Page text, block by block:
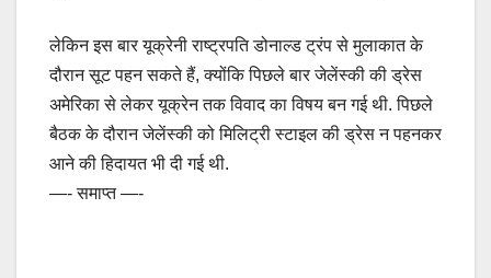
लेकिन इस बार यूक्रेनी राष्ट्रपति डोनाल्ड ट्रंप से मुलाकात के
दौरान सूट पहन सकते हैं, क्योंकि पिछले बार जेलेंस्की की ड्रेस
अमेरिका से लेकर यूक्रेन तक विवाद का विषय बन गई थी. पिछले
बैठक के दौरान जेलेंस्की को मिलिट्री स्टाइल की ड्रेस न पहनकर
आने की हिदायत भी दी गई थी.
—- समाप्त —-